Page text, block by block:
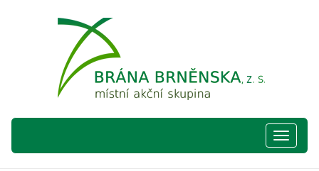
Hlavní
nabídka